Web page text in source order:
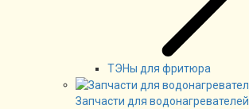
ТЭНы для фритюра
Запчасти для водонагревателей